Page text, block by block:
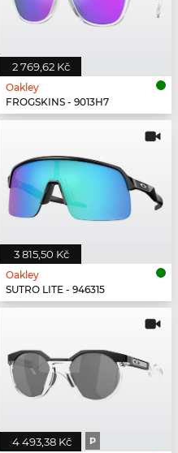
2 769,62 Kč
Oakley
FROGSKINS - 9013H7
3 815,50 Kč
Oakley
SUTRO LITE - 946315
4 493,38 Kč P